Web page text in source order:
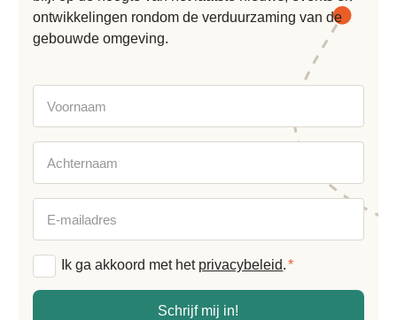
ontwikkelingen rondom de verduurzaming van de
gebouwde omgeving.
mailadres
Algemene
Ik ga akkoord met het privacybeleid.*
Schrijf mij in!